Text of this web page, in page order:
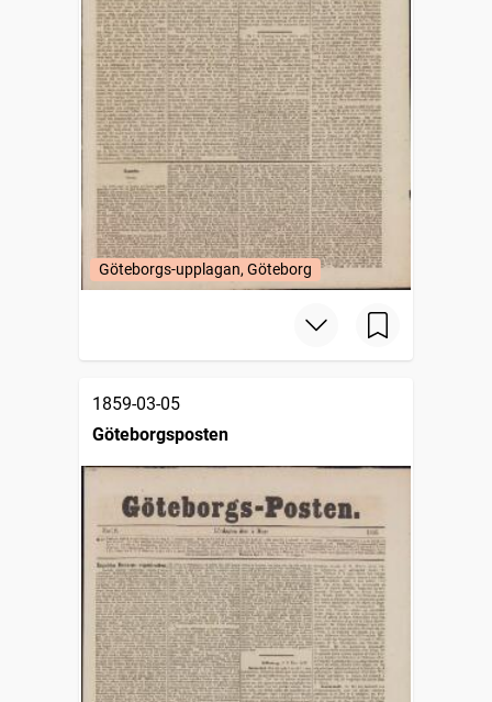
Göteborgs-upplagan, Göteborg
1859-03-05
Göteborgsposten